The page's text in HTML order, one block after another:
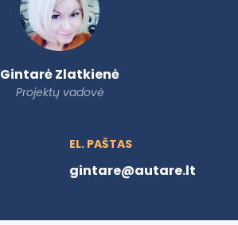
Gintarė Zlatkienė
Projektų vadovė
EL. PAŠTAS
gintare@autare.lt